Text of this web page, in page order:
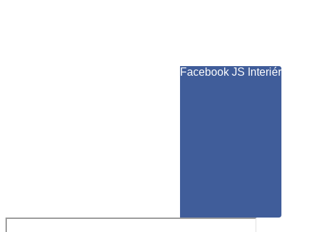
Facebook JS Interiér